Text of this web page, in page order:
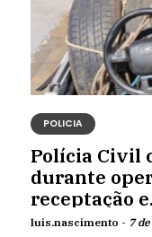
POLICIA
Polícia Civil
durante
receptação
luis.nascimento - 7